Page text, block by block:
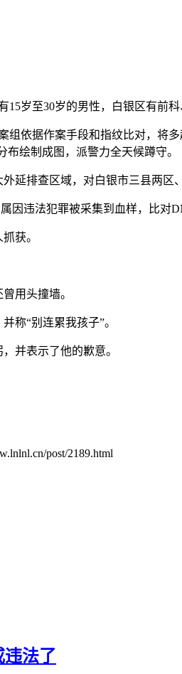
岁至30岁的男性，白银区有前
依据作案手段和指纹比对，
绘制成图，派警力全天候蹲守。
延排查区域，对白银市三县两
违法犯罪被采集到血样，比对
获。
用头撞墙。
称“别连累我孩子”。
并表示了他的歉意。
post/2189.html
法了